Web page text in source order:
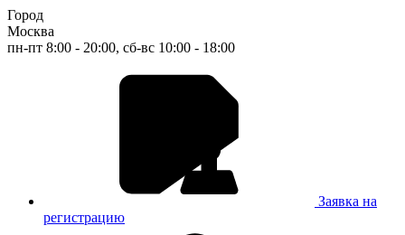
Город
Москва
пн-пт 8:00 - 20:00, сб-вс 10:00 - 18:00
Заявка на
регистрацию